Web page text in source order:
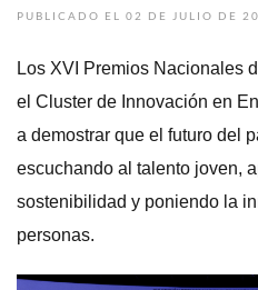
PUBLICADO EL 02 DE JULIO DE
Los XVI Premios Nacionales
el Cluster de Innovación en
a demostrar que el futuro del
escuchando al talento joven,
sostenibilidad y poniendo la
personas.